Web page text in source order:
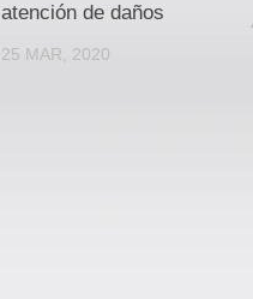
atención de daños
25 MAR, 2020